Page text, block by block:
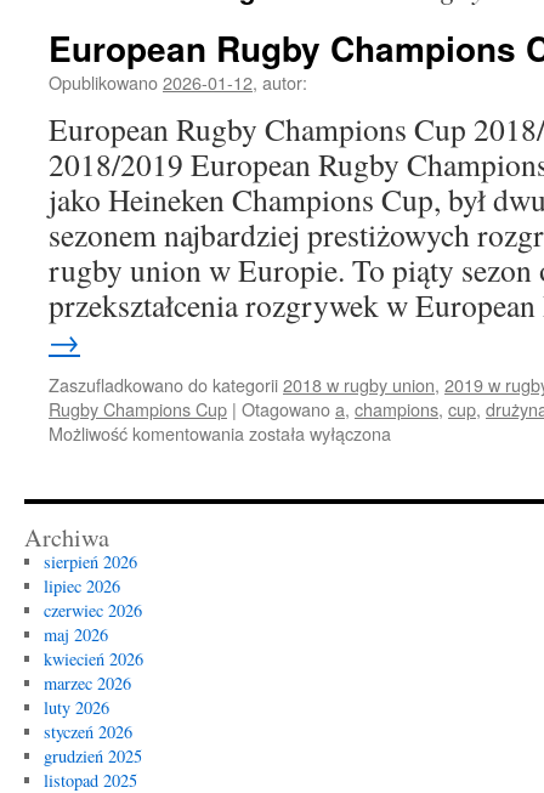
European Rugby Champions
Opublikowano2026-01-12, autor:
European Rugby Champions Cup
2018/2019 European Rugby
jako Heineken Champions Cup, był
sezonem najbardziej prestiżowych
rugby union w Europie. To piąty sezon
przekształcenia rozgrywek w
→
Zaszufladkowano do kategorii2018 w rugby union, 2019 w
Rugby Champions Cup | Otagowanoa, champions, cup,
Możliwość komentowania European
Cup
została wyłączona
Archiwa
sierpień 2026
lipiec 2026
czerwiec 2026
maj 2026
kwiecień 2026
marzec 2026
luty 2026
styczeń 2026
grudzień 2025
listopad 2025